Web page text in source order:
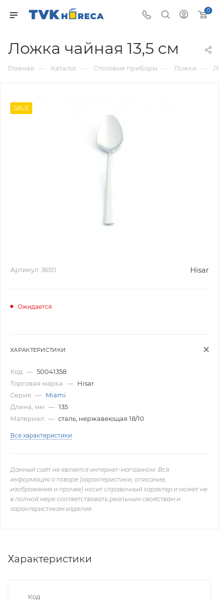
0
Ложка чайная 13,5 см
Главная — Каталог — Столовые приборы — Ложки —
SALE
Артикул: 36511 Hisar
Ожидается
ХАРАКТЕРИСТИКИ
Код — 50041358
Торговая марка — Hisar
Серия — Miami
Длина, мм — 135
Материал — сталь, нержавеющая 18/10
Все характеристики
Данный сайт не является интернет-магазином. Вся
информация о товаре (характеристики, описание,
изображения и прочее) носит справочный характер и может не
в полной мере соответствовать реальным свойствам и
характеристикам изделия.
Характеристики
Код